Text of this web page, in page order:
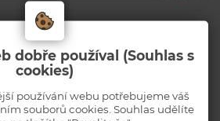
dobře používal (Souhlas s
cookies)
používání webu potřebujeme váš
souborů cookies. Souhlas udělíte